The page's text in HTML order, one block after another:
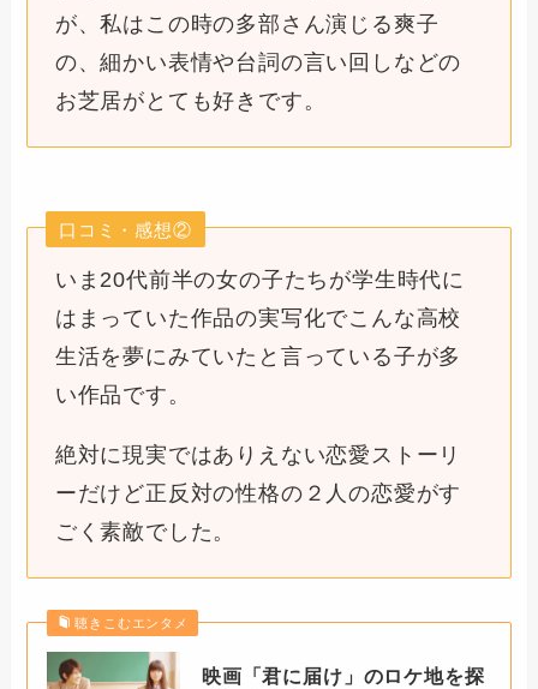
が、私はこの時の多部さん演じる爽子
の、細かい表情や台詞の言い回しなどの
お芝居がとても好きです。
口コミ・感想②
いま20代前半の女の子たちが学生時代に
はまっていた作品の実写化でこんな高校
生活を夢にみていたと言っている子が多
い作品です。
絶対に現実ではありえない恋愛ストーリ
ーだけど正反対の性格の２人の恋愛がす
ごく素敵でした。
聴きこむエンタメ
映画「君に届け」のロケ地を探